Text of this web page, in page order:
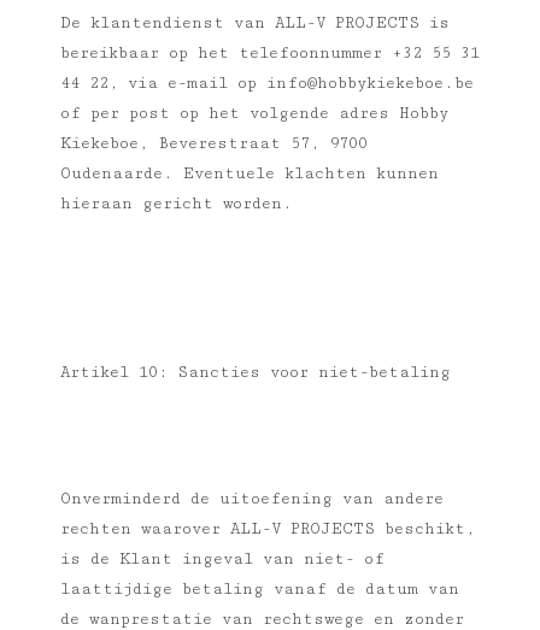
De klantendienst van ALL-V PROJECTS is
bereikbaar op het telefoonnummer +32 55 31
44 22, via e-mail op info@hobbykiekeboe.be
of per post op het volgende adres Hobby
Kiekeboe, Beverestraat 57, 9700
Oudenaarde. Eventuele klachten kunnen
hieraan gericht worden.
Artikel 10: Sancties voor niet-betaling
Onverminderd de uitoefening van andere
rechten waarover ALL-V PROJECTS beschikt,
is de Klant ingeval van niet- of
laattijdige betaling vanaf de datum van
de wanprestatie van rechtswege en zonder